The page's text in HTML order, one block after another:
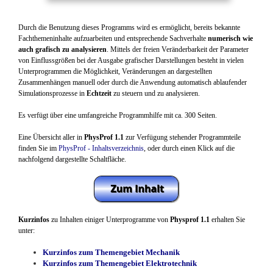
Durch die Benutzung dieses Programms wird es ermöglicht, bereits bekannte
Fachthemeninhalte aufzuarbeiten und entsprechende Sachverhalte numerisch wie
auch grafisch zu analysieren. Mittels der freien Veränderbarkeit der Parameter
von Einflussgrößen bei der Ausgabe grafischer Darstellungen besteht in vielen
Unterprogrammen die Möglichkeit, Veränderungen an dargestellten
Zusammenhängen manuell oder durch die Anwendung automatisch ablaufender
Simulationsprozesse in Echtzeit zu steuern und zu analysieren.
Es verfügt über eine umfangreiche Programmhilfe mit ca. 300 Seiten.
Eine Übersicht aller in PhysProf 1.1 zur Verfügung stehender Programmteile
finden Sie im PhysProf - Inhaltsverzeichnis, oder durch einen Klick auf die
nachfolgend dargestellte Schaltfläche.
Kurzinfos zu Inhalten einiger Unterprogramme von Physprof 1.1 erhalten Sie
unter:
Kurzinfos zum Themengebiet Mechanik
Kurzinfos zum Themengebiet Elektrotechnik